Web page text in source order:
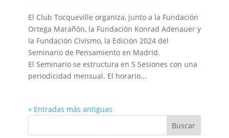
El Club Tocqueville organiza, junto a la Fundación
Ortega Marañón, la Fundación Konrad Adenauer y
la Fundación Civismo, la Edición 2024 del
Seminario de Pensamiento en Madrid.
El Seminario se estructura en 5 Sesiones con una
periodicidad mensual. El horario...
« Entradas más antiguas